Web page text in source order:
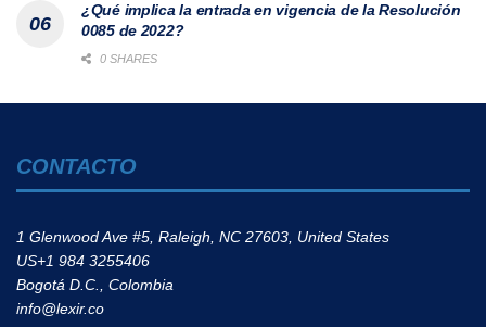
¿Qué implica la entrada en vigencia de la Resolución
0085 de 2022?
0 SHARES
CONTACTO
1 Glenwood Ave #5, Raleigh, NC 27603, United States
US+1 984 3255406
Bogotá D.C., Colombia
info@lexir.co